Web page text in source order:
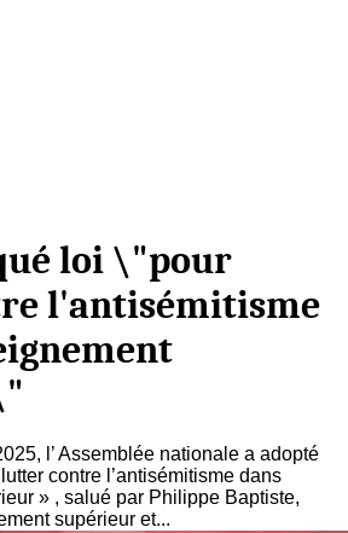
loi \"pour
l'antisémitisme
l’ Assemblée nationale a adopté
contre l’antisémitisme dans
» , salué par Philippe Baptiste,
supérieur et...